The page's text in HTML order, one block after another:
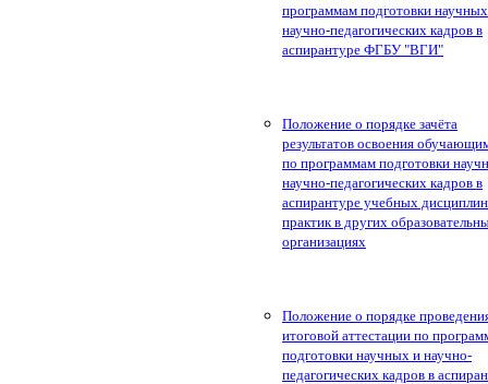
программам подготовки
научно-педагогических кадров в
аспирантуре ФГБУ "ВГИ"
Положение о порядке зачёта
результатов освоения
по программам подготовки
научно-педагогических кадров в
аспирантуре учебных
практик в других
организациях
Положение о порядке
итоговой аттестации по
подготовки научных и научно-
педагогических кадров в